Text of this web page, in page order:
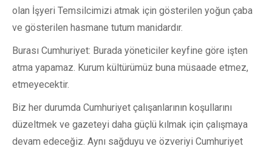
olan İşyeri Temsilcimizi atmak için gösterilen yoğun çaba
ve gösterilen hasmane tutum manidardır.
Burası Cumhuriyet: Burada yöneticiler keyfine göre işten
atma yapamaz. Kurum kültürümüz buna müsaade etmez,
etmeyecektir.
Biz her durumda Cumhuriyet çalışanlarının koşullarını
düzeltmek ve gazeteyi daha güçlü kılmak için çalışmaya
devam edeceğiz. Aynı sağduyu ve özveriyi Cumhuriyet